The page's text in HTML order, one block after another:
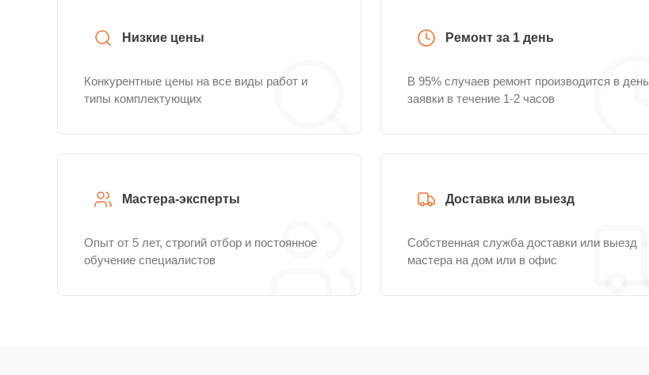
Низкие цены
Конкурентные цены на все виды работ и
типы комплектующих
Ремонт за 1 день
В 95% случаев ремонт производится в день
заявки в течение 1-2 часов
Мастера-эксперты
Опыт от 5 лет, строгий отбор и постоянное
обучение специалистов
Доставка или выезд
Собственная служба доставки или выезд
мастера на дом или в офис